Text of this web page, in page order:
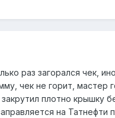
раз загорался чек,
чек не горит, мастер
плотно крышку
на Татнефти